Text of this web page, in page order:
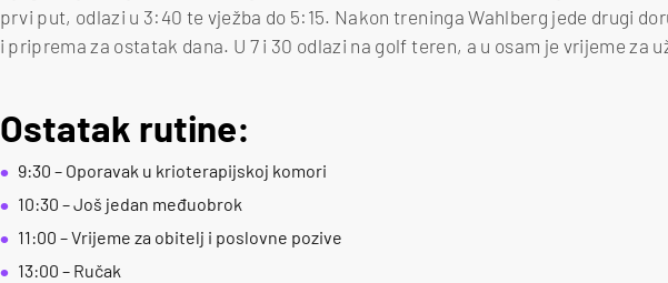
prvi put, odlazi u 3:40 te vježba do 5:15. Nakon treninga Wahlberg jede drugi
i priprema za ostatak dana. U 7 i 30 odlazi na golf teren, a u osam je vrijeme za
Ostatak rutine:
9:30 – Oporavak u krioterapijskoj komori
10:30 – Još jedan međuobrok
11:00 – Vrijeme za obitelj i poslovne pozive
13:00 – Ručak